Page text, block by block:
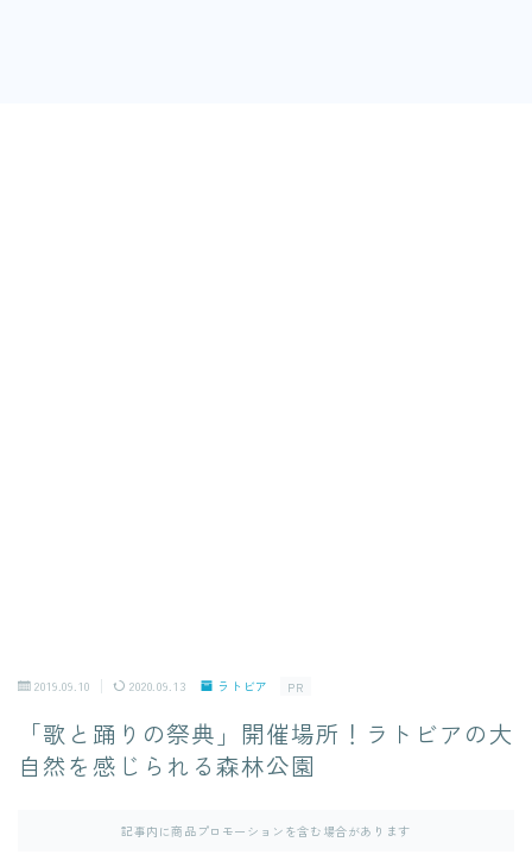
2019.09.10 2020.09.13 ラトビア PR
「歌と踊りの祭典」開催場所！ラトビアの大
自然を感じられる森林公園
記事内に商品プロモーションを含む場合があります